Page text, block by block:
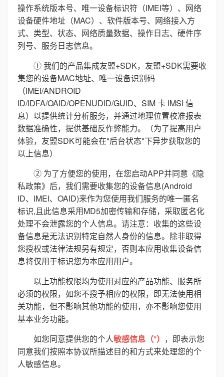
操作系统版本号、唯一设备标识符（IMEI等）、网络
设备硬件地址（MAC）、软件版本号、网络接入方
式、类型、状态、网络质量数据、操作日志、硬件序
列号、服务日志信息。
① 我们的产品集成友盟+SDK，友盟+SDK需要收
集您的设备MAC地址、唯一设备识别码
（IMEI/ANDROID
ID/IDFA/OAID/OPENUDID/GUID、SIM 卡 IMSI 信
息）以提供统计分析服务，并通过地理位置校准报表
数据准确性，提供基础反作弊能力。（为了提高用户
体验，友盟SDK可能会在"后台状态"下异步获取您的
以上信息）
② 为了方便您的使用，在您启动APP并同意《隐
私政策》后，我们需要收集您的设备信息(Android
ID、IMEI、OAID)来作为您使用我们服务的唯一匿名
标识,且此信息采用MD5加密传输和存储，采取匿名化
处理不会泄露您的个人信息。请注意：收集的这些设
备信息是无法识别特定自然人身份的信息。除非取得
您授权或法律法规另有规定，否则本应用收集设备信
息将仅用于标识您为本应用用户。
以上功能权限均为使用对应的产品功能、服务所
必须的权限，如您不授予相应的权限，即无法使用相
关功能，但不影响其他功能的使用，亦不影响您使用
基本业务功能。
如您同意提供您的个人敏感信息（*） ，即表示您
同意我们按照本协议所描述目的和方式来处理您的个
人敏感信息。